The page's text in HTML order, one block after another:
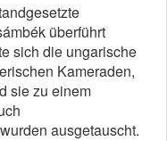
überführt
sich die ungarische
Kameraden,
sie zu einem
ausgetauscht.